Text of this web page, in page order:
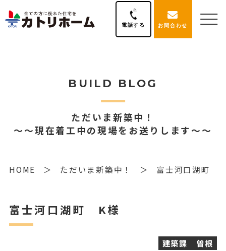
電話する お問合わせ
BUILD BLOG
ただいま新築中！
～～現在着工中の現場をお送りします～～
HOME ただいま新築中！ 富士河口湖町
富士河口湖町 K様
建築課 曽根